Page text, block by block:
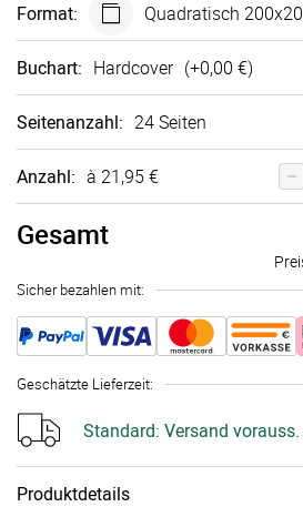
Format: Quadratisch
Buchart: Hard­cover (+0,00 €)
Seitenanzahl: 24 Seiten
Anzahl: à 21,95 €
Gesamt
Sicher bezahlen mit:
Geschätzte Lieferzeit:
Standard: Versand
Produktdetails